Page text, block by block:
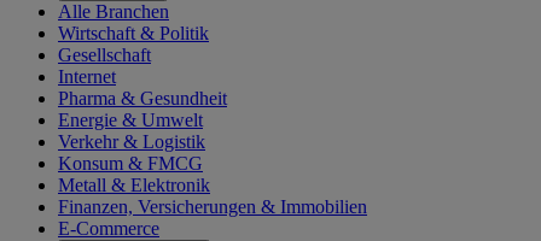
Alle Branchen
Wirtschaft & Politik
Gesellschaft
Internet
Pharma & Gesundheit
Energie & Umwelt
Verkehr & Logistik
Konsum & FMCG
Metall & Elektronik
Finanzen, Versicherungen & Immobilien
E-Commerce